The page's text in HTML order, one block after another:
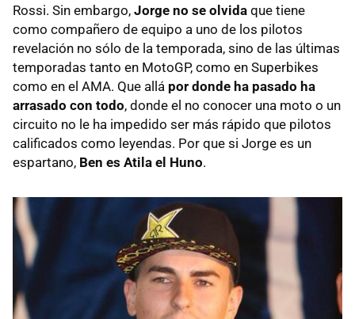
Rossi. Sin embargo, Jorge no se olvida que tiene
como compañero de equipo a uno de los pilotos
revelación no sólo de la temporada, sino de las últimas
temporadas tanto en MotoGP, como en Superbikes
como en el AMA. Que allá por donde ha pasado ha
arrasado con todo, donde el no conocer una moto o un
circuito no le ha impedido ser más rápido que pilotos
calificados como leyendas. Por que si Jorge es un
espartano, Ben es Atila el Huno.